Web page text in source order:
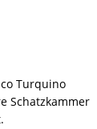
Turquino
Schatzkammer